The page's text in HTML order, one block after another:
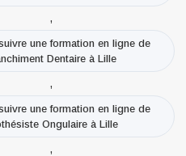
,
une formation en ligne de
Dentaire à Lille
,
une formation en ligne de
Ongulaire à Lille
,